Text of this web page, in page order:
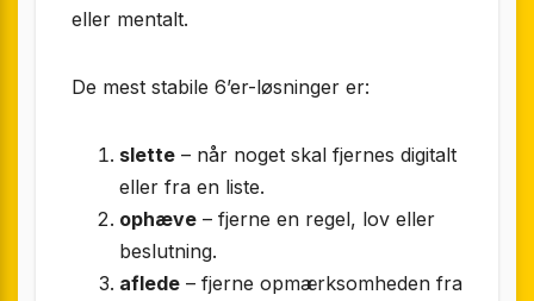
eller mentalt.
De mest stabile 6’er-løsninger er:
slette – når noget skal fjernes digitalt
eller fra en liste.
ophæve – fjerne en regel, lov eller
beslutning.
aflede – fjerne opmærksomheden fra